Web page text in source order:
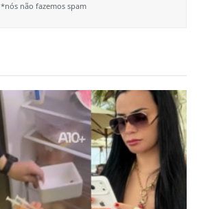
*nós não fazemos spam